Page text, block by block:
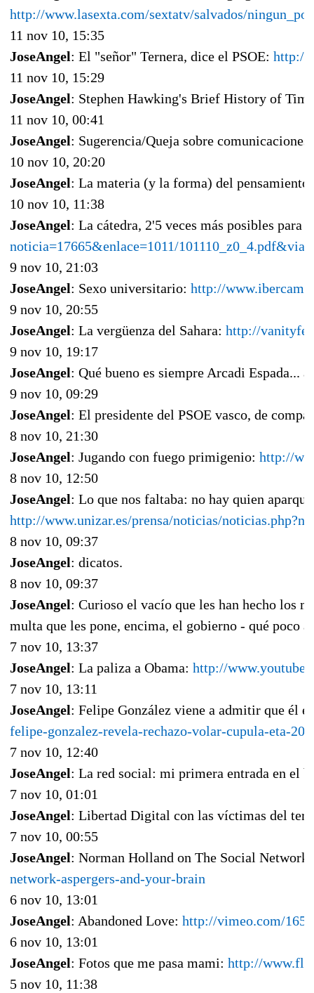
http://www.lasexta.com/sextatv/salvados/
11 nov 10, 15:35
JoseAngel: El "señor" Ternera, dice el PSOE: http://
11 nov 10, 15:29
JoseAngel: Stephen Hawking's Brief History of
11 nov 10, 00:41
JoseAngel: Sugerencia/Queja sobre
10 nov 10, 20:20
JoseAngel: La materia (y la forma) del
10 nov 10, 11:38
JoseAngel: La cátedra, 2'5 veces más posibles para
noticia=17665&enlace=1011/
9 nov 10, 21:03
JoseAngel: Sexo universitario: http://
9 nov 10, 20:55
JoseAngel: La vergüenza del Sahara: http://
9 nov 10, 19:17
JoseAngel: Qué bueno es siempre Arcadi Espada...
9 nov 10, 09:29
JoseAngel: El presidente del PSOE vasco, de
8 nov 10, 21:30
JoseAngel: Jugando con fuego primigenio: http://
8 nov 10, 12:50
JoseAngel: Lo que nos faltaba: no hay quien
http://www.unizar.es/prensa/noticias/
8 nov 10, 09:37
JoseAngel: dicatos.
8 nov 10, 09:37
JoseAngel: Curioso el vacío que les han hecho los
multa que les pone, encima, el gobierno - qué poco
7 nov 10, 13:37
JoseAngel: La paliza a Obama: http://
7 nov 10, 13:11
JoseAngel: Felipe González viene a admitir que él
felipe-gonzalez-revela-rechazo-volar-cupula-eta-
7 nov 10, 12:40
JoseAngel: La red social: mi primera entrada en el
7 nov 10, 01:01
JoseAngel: Libertad Digital con las víctimas del
7 nov 10, 00:55
JoseAngel: Norman Holland on The Social
network-aspergers-and-your-brain
6 nov 10, 13:01
JoseAngel: Abandoned Love: http://vimeo.com/
6 nov 10, 13:01
JoseAngel: Fotos que me pasa mami: http://
5 nov 10, 11:38